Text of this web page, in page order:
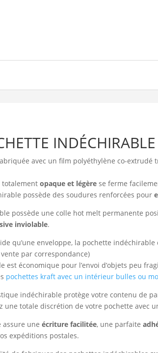
INDÉCHIRABLE
avec un film polyéthylène co-extrudé
totalementopaque et légère se ferme
possède des soudures renforcées pour
possède une colle hot melt permanente
inviolable.
qu’une enveloppe, la pochette indéchirable
par correspondance)
est économique pour l’envoi d’objets peu
pochettes kraft avec un intérieur bulles ou
indéchirable protège votre contenu de
une totale discrétion de votre pochette
assure uneécriture facilitée, une parfaite
expéditions postales.